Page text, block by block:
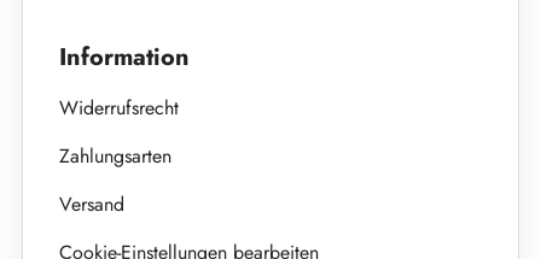
Information
Widerrufsrecht
Zahlungsarten
Versand
Cookie-Einstellungen bearbeiten